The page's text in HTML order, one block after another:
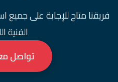
فريقنا متاح للإجابة على
الفنية
تواصل